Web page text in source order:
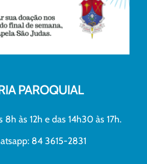
PAROQUIAL
8h às 12h e das 14h30 às 17h.
84 3615-2831